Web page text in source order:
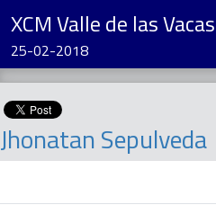
XCM Valle de las Vacas
25-02-2018
Jhonatan Sepulveda